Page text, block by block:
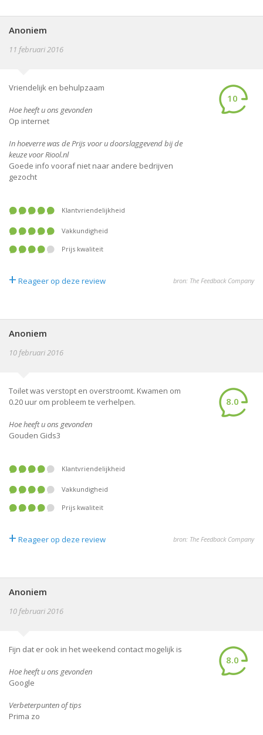
Anoniem
11 februari 2016
Vriendelijk en behulpzaam
Hoe heeft u ons gevonden
Op internet
In hoeverre was de Prijs voor u doorslaggevend bij de
keuze voor Riool.nl
Goede info vooraf niet naar andere bedrijven
gezocht
10
Klantvriendelijkheid
Vakkundigheid
Prijs kwaliteit
+ Reageer op deze review bron: The Feedback Company
Anoniem
10 februari 2016
Toilet was verstopt en overstroomt. Kwamen om
0.20 uur om probleem te verhelpen.
Hoe heeft u ons gevonden
Gouden Gids3
8.0
Klantvriendelijkheid
Vakkundigheid
Prijs kwaliteit
+ Reageer op deze review bron: The Feedback Company
Anoniem
10 februari 2016
Fijn dat er ook in het weekend contact mogelijk is
Hoe heeft u ons gevonden
Google
Verbeterpunten of tips
Prima zo
8.0